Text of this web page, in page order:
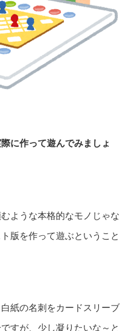
に作って遊んでみましょ
ような本格的なモノじゃな
版を作って遊ぶということ
紙の名刺をカードスリーブ
すが、少し凝りたいな～と